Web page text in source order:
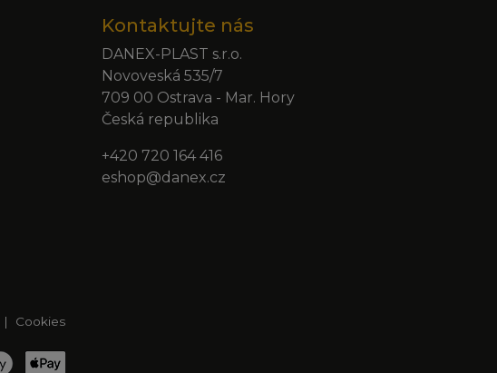
Kontaktujte nás
DANEX-PLAST s.r.o.
Novoveská 535/7
709 00 Ostrava - Mar. Hory
Česká republika
+420 720 164 416
eshop@danex.cz
| Cookies